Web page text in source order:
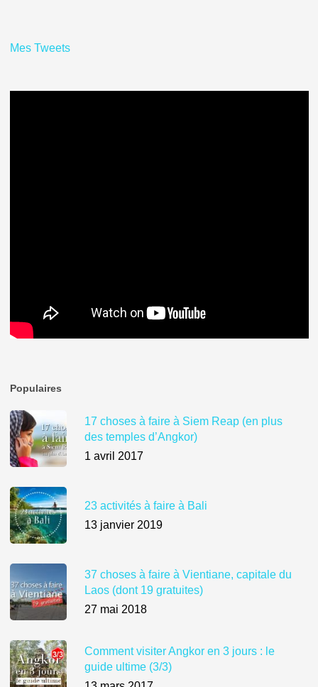
Mes Tweets
Populaires
17 choses à faire à Siem Reap (en plus
des temples d’Angkor)
1 avril 2017
23 activités à faire à Bali
13 janvier 2019
37 choses à faire à Vientiane, capitale du
Laos (dont 19 gratuites)
27 mai 2018
Comment visiter Angkor en 3 jours : le
guide ultime (3/3)